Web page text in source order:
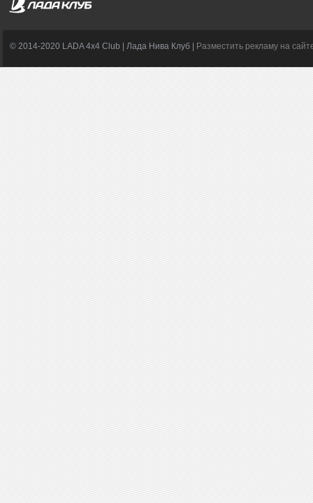
© 2014-2020 LADA 4x4 Club | Лада Нива Клуб | Разместить рекламу на